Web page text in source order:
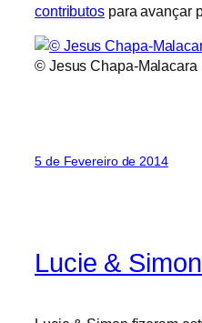
contributospara avançar
© Jesus Chapa-Malacara
5 de Fevereiro de 2014
Lucie &